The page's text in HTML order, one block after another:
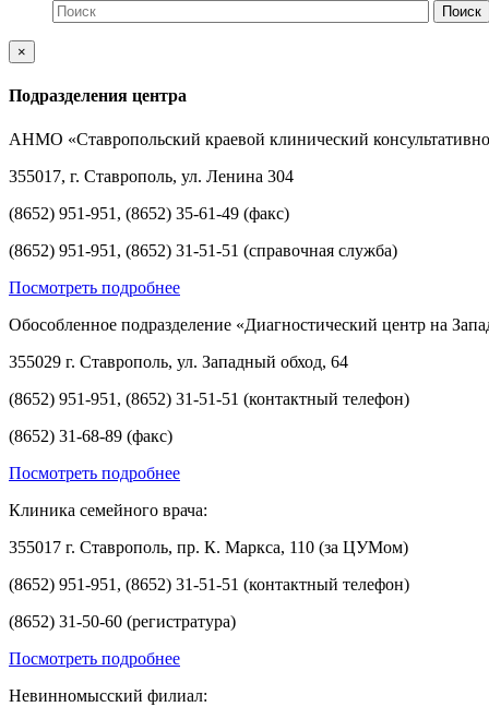
×
Подразделения центра
АНМО «Ставропольский краевой клинический
355017, г. Ставрополь, ул. Ленина 304
(8652) 951-951, (8652) 35-61-49 (факс)
(8652) 951-951, (8652) 31-51-51 (справочная служба)
Посмотреть подробнее
Обособленное подразделение «Диагностический центр на
355029 г. Ставрополь, ул. Западный обход, 64
(8652) 951-951, (8652) 31-51-51 (контактный телефон)
(8652) 31-68-89 (факс)
Посмотреть подробнее
Клиника семейного врача:
355017 г. Ставрополь, пр. К. Маркса, 110 (за ЦУМом)
(8652) 951-951, (8652) 31-51-51 (контактный телефон)
(8652) 31-50-60 (регистратура)
Посмотреть подробнее
Невинномысский филиал: